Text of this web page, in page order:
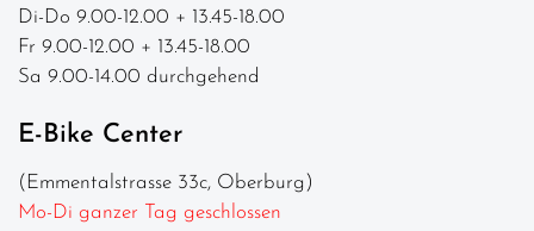
Di-Do 9.00-12.00 + 13.45-18.00
Fr 9.00-12.00 + 13.45-18.00
Sa 9.00-14.00 durchgehend
E-Bike Center
(Emmentalstrasse 33c, Oberburg)
Mo-Di ganzer Tag geschlossen